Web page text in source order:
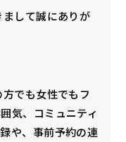
して誠にありが
でも女性でもフ
気、コミュニティ
や、事前予約の連